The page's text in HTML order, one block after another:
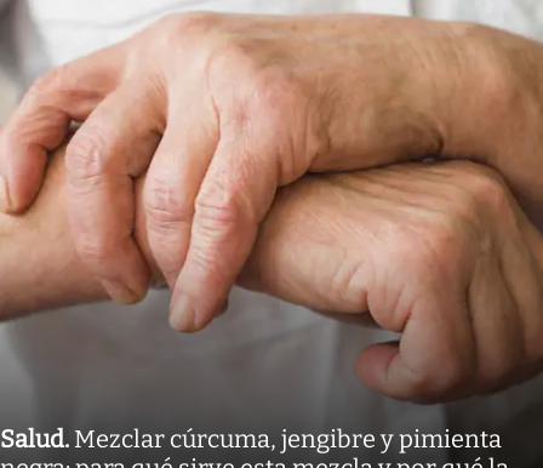
Mezclar cúrcuma, jengibre y pimienta
negra: para qué sirve esta mezcla y por qué la
recomiendan